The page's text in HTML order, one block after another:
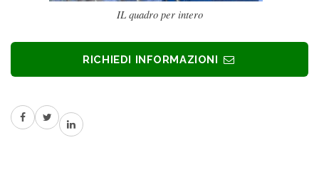
IL quadro per intero
RICHIEDI INFORMAZIONI